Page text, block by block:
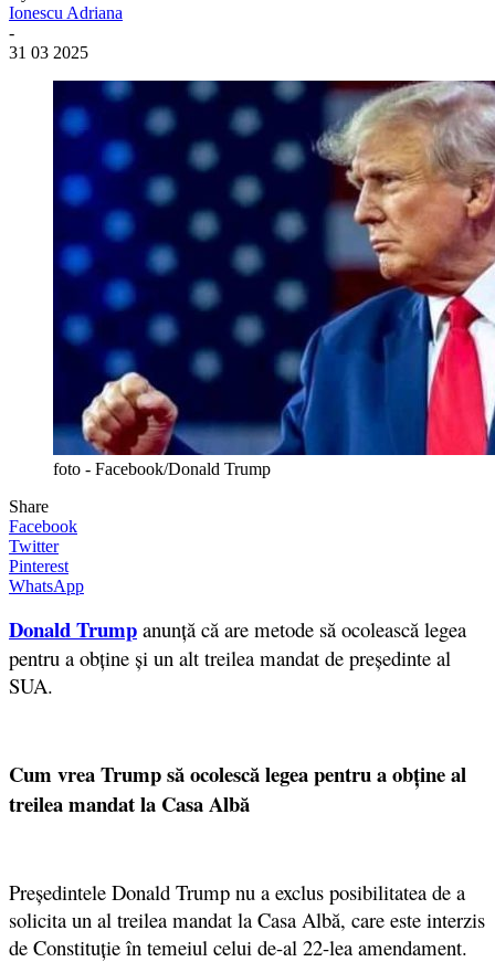
Ionescu Adriana
-
31 03 2025
foto - Facebook/Donald Trump
Share
Facebook
Twitter
Pinterest
WhatsApp
Donald Trump anunță că are metode să ocolească legea
pentru a obţine şi un alt treilea mandat de preşedinte al
SUA.
Cum vrea Trump să ocolescă legea pentru a obține al
treilea mandat la Casa Albă
Președintele Donald Trump nu a exclus posibilitatea de a
solicita un al treilea mandat la Casa Albă, care este interzis
de Constituție în temeiul celui de-al 22-lea amendament.